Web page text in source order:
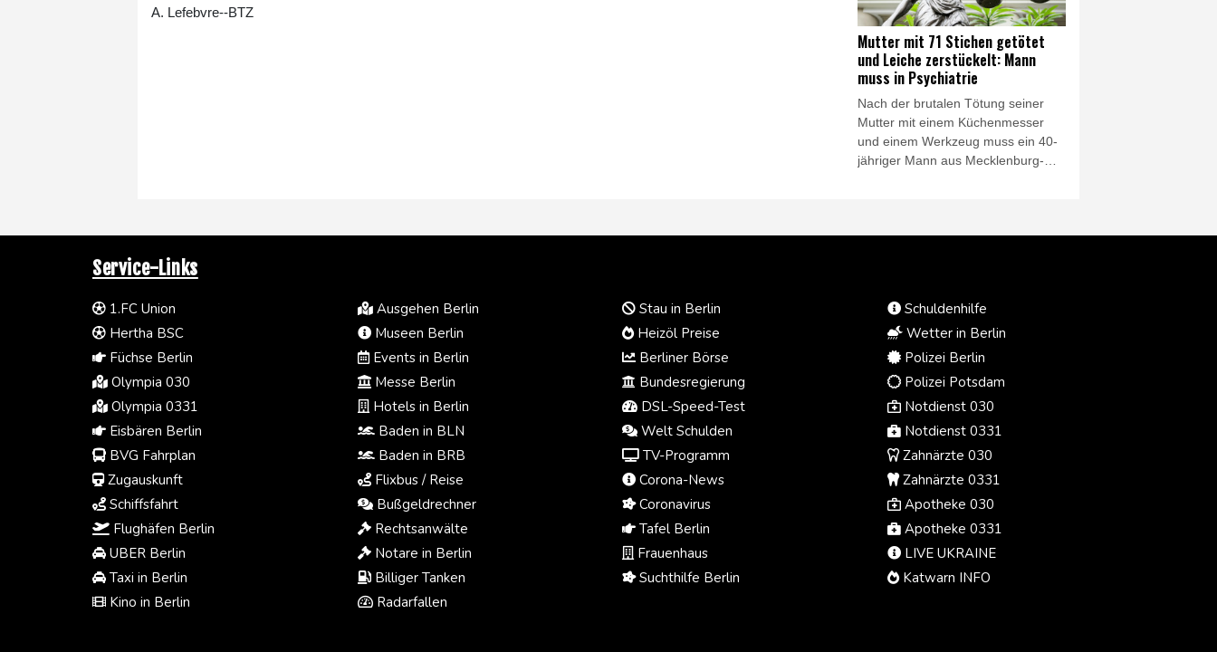
A. Lefebvre--BTZ
Mutter mit 71 Stichen getötet
und Leiche zerstückelt: Mann
muss in Psychiatrie
Nach der brutalen Tötung seiner
Mutter mit einem Küchenmesser
und einem Werkzeug muss ein 40-
jähriger Mann aus Mecklenburg-
am vergangenen Freitag an, wie ein
Service-Links
1.FC Union
Hertha BSC
Füchse Berlin
Olympia 030
Olympia 0331
Eisbären Berlin
BVG Fahrplan
Zugauskunft
Schiffsfahrt
Flughäfen Berlin
UBER Berlin
Taxi in Berlin
Kino in Berlin
Ausgehen Berlin
Museen Berlin
Events in Berlin
Messe Berlin
Hotels in Berlin
Baden in BLN
Baden in BRB
Flixbus / Reise
Bußgeldrechner
Rechtsanwälte
Notare in Berlin
Billiger Tanken
Radarfallen
Stau in Berlin
Heizöl Preise
Berliner Börse
Bundesregierung
DSL-Speed-Test
Welt Schulden
TV-Programm
Corona-News
Coronavirus
Tafel Berlin
Frauenhaus
Suchthilfe Berlin
Schuldenhilfe
Wetter in Berlin
Polizei Berlin
Polizei Potsdam
Notdienst 030
Notdienst 0331
Zahnärzte 030
Zahnärzte 0331
Apotheke 030
Apotheke 0331
LIVE UKRAINE
Katwarn INFO